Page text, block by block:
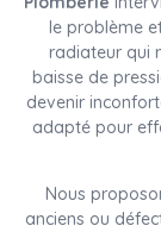
le problème
radiateur qui
baisse de
devenir
adapté pour
Nous
anciens ou